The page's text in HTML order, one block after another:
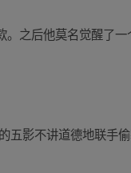
之后他莫名觉醒了
五影不讲道德地联手